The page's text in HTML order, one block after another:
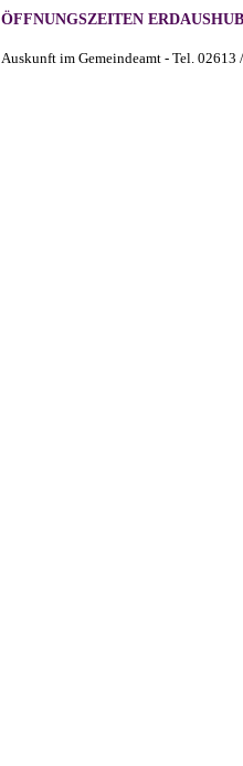
ÖFFNUNGSZEITEN
Auskunft im Gemeindeamt - Tel. 02613